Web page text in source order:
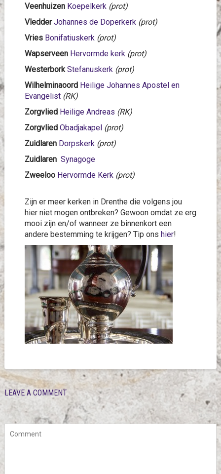
Veenhuizen Koepelkerk (prot)
Vledder Johannes de Doperkerk (prot)
Vries Bonifatiuskerk (prot)
Wapserveen Hervormde kerk (prot)
WesterborkStefanuskerk (prot)
Wilhelminaoord Heilige Johannes Apostel en
Evangelist(RK)
Zorgvlied Heilige Andreas (RK)
Zorgvlied Obadjakapel (prot)
ZuidlarenDorpskerk (prot)
Zuidlaren Synagoge
Zweeloo Hervormde Kerk(prot)
Zijn er meer kerken in Drenthe die volgens jou
hier niet mogen ontbreken? Gewoon omdat ze erg
mooi zijn en/of wanneer ze binnenkort een
andere bestemming te krijgen? Tip ons hier!
LEAVE A COMMENT